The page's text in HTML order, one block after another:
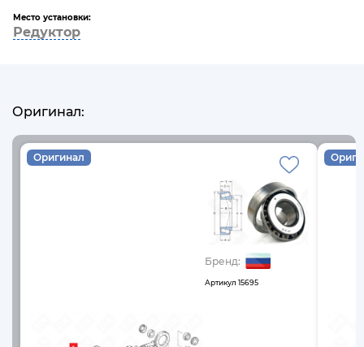
Место установки:
Редуктор
Оригинал:
Оригинал
Бренд:
Артикул 15695